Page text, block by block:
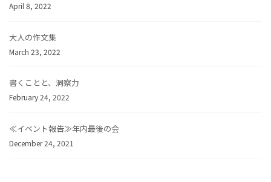
April 8, 2022
大人の作文集
March 23, 2022
書くことと、洞察力
February 24, 2022
≪イベント報告≫年内最後の会
December 24, 2021